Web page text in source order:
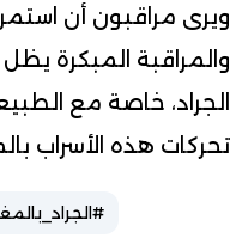
ويرى مراقبون أن
والمراقبة المبكرة
الجراد، خاصة مع
تحركات هذه الأسراب